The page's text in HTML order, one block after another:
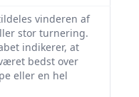
vinderen af
stor turnering.
indikerer, at
bedst over
eller en hel